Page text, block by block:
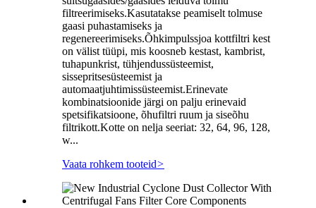
filtreerimiseks.Kasutatakse peamiselt tolmuse
gaasi puhastamiseks ja
regenereerimiseks.Õhkimpulssjoa kottfiltri kest
on välist tüüpi, mis koosneb kestast, kambrist,
tuhapunkrist, tühjendussüsteemist,
sissepritsesüsteemist ja
automaatjuhtimissüsteemist.Erinevate
kombinatsioonide järgi on palju erinevaid
spetsifikatsioone, õhufiltri ruum ja siseõhu
filtrikott.Kotte on nelja seeriat: 32, 64, 96, 128,
w...
Vaata rohkem tooteid>